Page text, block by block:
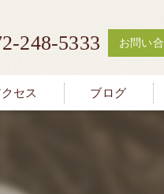
248-5333 お問い
セス ブログ